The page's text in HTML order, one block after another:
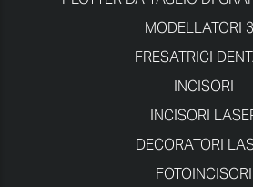
MODELLATORI
FRESATRICI
INCISORI
INCISORI
DECORATORI
FOTOINCISORI